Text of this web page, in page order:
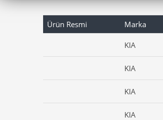
Ürün Resmi Marka
KIA
KIA
KIA
KIA